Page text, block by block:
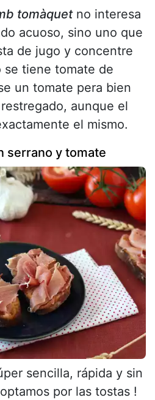
tomàquetno interesa
acuoso, sino uno que
de jugo y concentre
se tiene tomate de
un tomate pera bien
aunque el
el mismo.
serrano y tomate
sencilla, rápida y sin
por las tostas !